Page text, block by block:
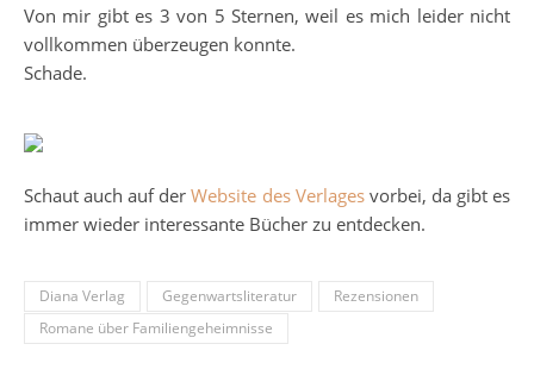
Von mir gibt es 3 von 5 Sternen, weil es mich leider nicht
vollkommen überzeugen konnte.
Schade.
Schaut auch auf derWebsite des Verlagesvorbei, da gibt es
immer wieder interessante Bücher zu entdecken.
Diana Verlag Gegenwartsliteratur
Rezensionen
Romane über Familiengeheimnisse